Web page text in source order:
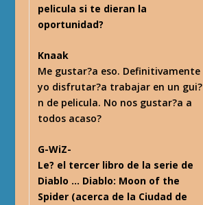
pelicula si te dieran la
oportunidad?
Knaak
Me gustar?a eso. Definitivamente
yo disfrutar?a trabajar en un gui?
n de pelicula. No nos gustar?a a
todos acaso?
G-WiZ-
Le? el tercer libro de la serie de
Diablo … Diablo: Moon of the
Spider (acerca de la Ciudad de